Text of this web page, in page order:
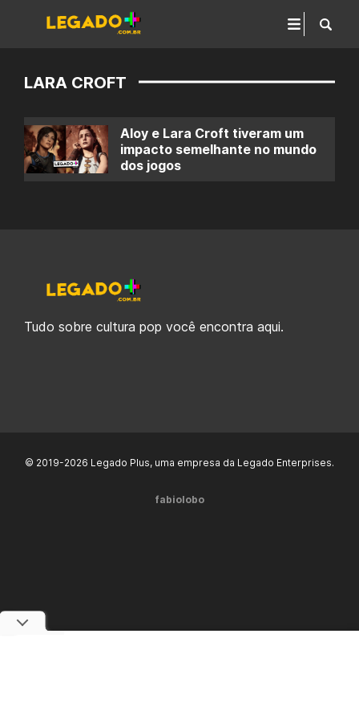
LARA CROFT
Aloy e Lara Croft tiveram um
impacto semelhante no mundo
dos jogos
Tudo sobre cultura pop você encontra aqui.
© 2019-2026 Legado Plus, uma empresa da Legado Enterprises.
fabiolobo